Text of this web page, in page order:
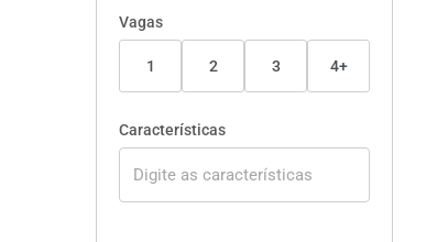
Vagas
1 2 3 4+
Características